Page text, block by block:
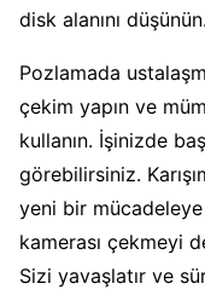
disk alanını düşünün.
Pozlamada
çekim yapın ve
kullanın. İşinizde
görebilirsiniz.
yeni bir
kamerası çekmeyi
Sizi yavaşlatır ve